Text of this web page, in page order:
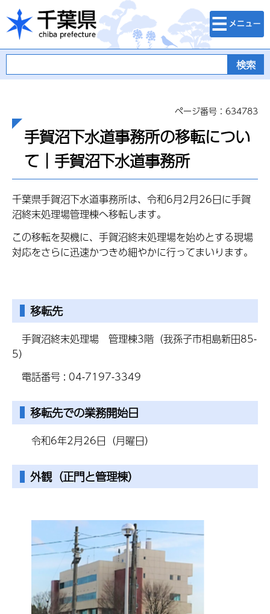
千葉県
検索・メニュ
ー
ページ番号：634783
手賀沼下水道事務所の移転につい
て｜手賀沼下水道事務所
千葉県手賀沼下水道事務所は、令和6月2月26日に手賀
沼終末処理場管理棟へ移転します。
この移転を契機に、手賀沼終末処理場を始めとする現場
対応をさらに迅速かつきめ細やかに行ってまいります。
移転先
手賀沼終末処理場 管理棟3階（我孫子市相島新田85-
5）
電話番号 : 04-7197-3349
移転先での業務開始日
令和6年2月26日（月曜日）
外観（正門と管理棟）